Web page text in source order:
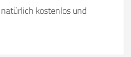
kostenlos und